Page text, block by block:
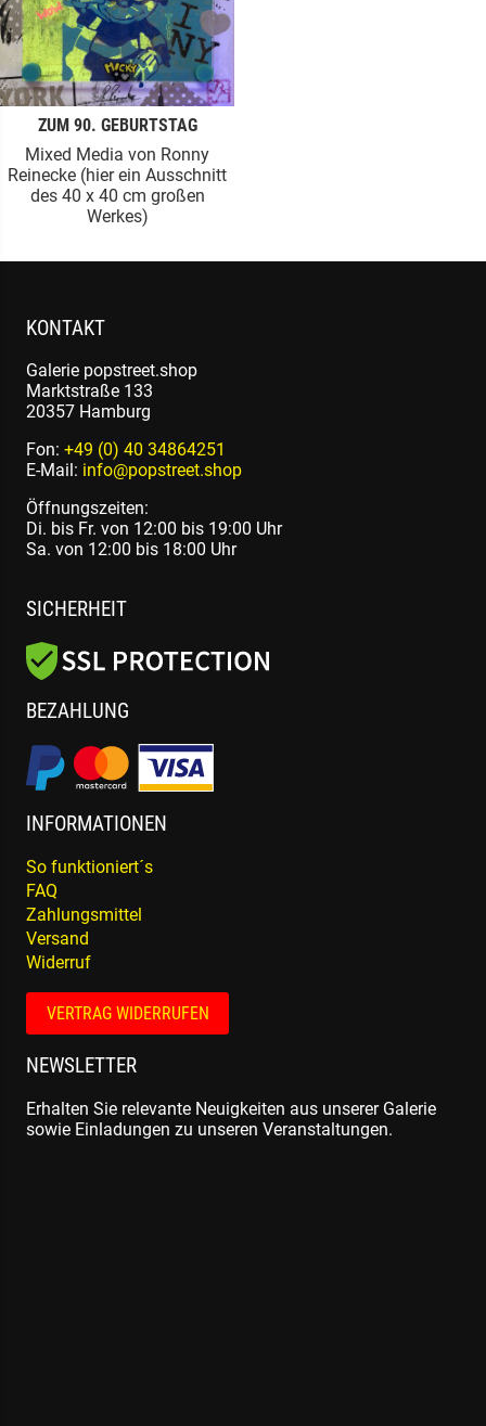
ZUM 90. GEBURTSTAG
Mixed Media von Ronny
Reinecke (hier ein Ausschnitt
des 40 x 40 cm großen
Werkes)
KONTAKT
Galerie popstreet.shop
Marktstraße 133
20357 Hamburg
Fon: +49 (0) 40 34864251
E-Mail: info@popstreet.shop
Öffnungszeiten:
Di. bis Fr. von 12:00 bis 19:00 Uhr
Sa. von 12:00 bis 18:00 Uhr
SICHERHEIT
BEZAHLUNG
INFORMATIONEN
So funktioniert´s
FAQ
Zahlungsmittel
Versand
Widerruf
VERTRAG WIDERRUFEN
NEWSLETTER
Erhalten Sie relevante Neuigkeiten aus unserer Galerie
sowie Einladungen zu unseren Veranstaltungen.